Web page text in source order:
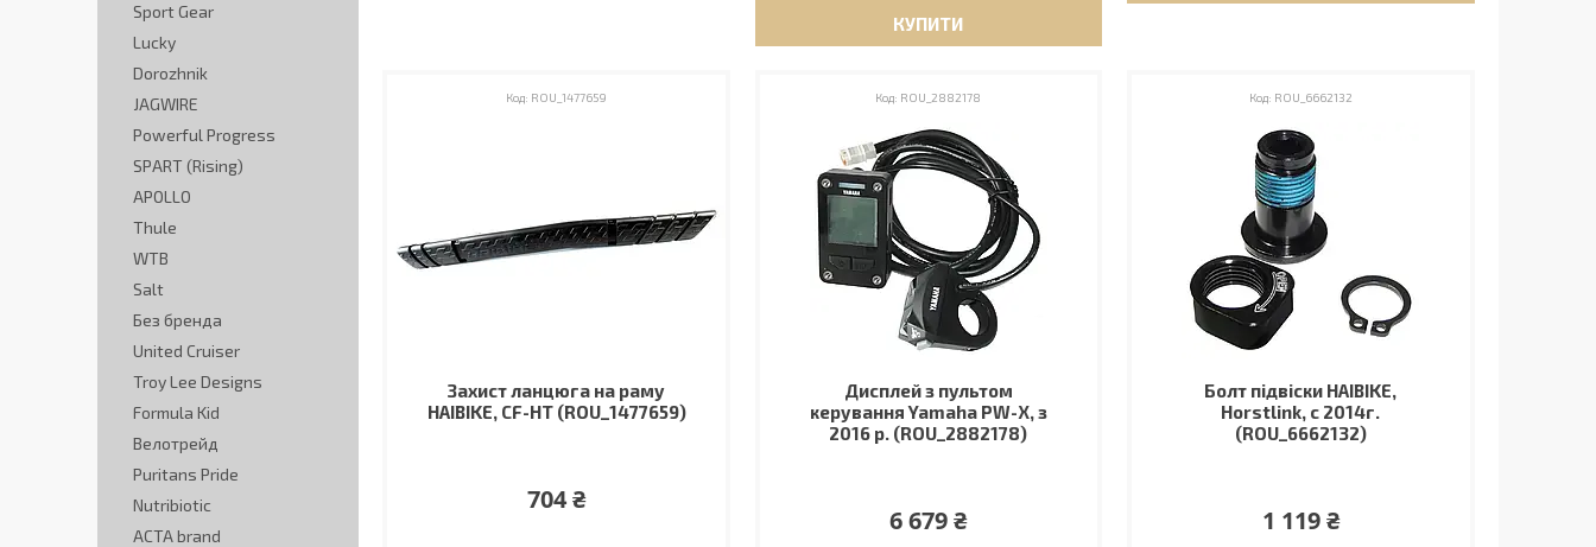
КУПИТИ
ROU_1477659
Захист ланцюга на раму
HAIBIKE, CF-HT (ROU_1477659)
704 ₴
ROU_2882178
Дисплей з пультом
керування Yamaha PW-X, з
2016 р. (ROU_2882178)
6 679 ₴
ROU_6662132
Болт підвіски HAIBIKE,
Horstlink, с 2014г.
(ROU_6662132)
1 119 ₴
Sport Gear
Lucky
Dorozhnik
JAGWIRE
Powerful Progress
SPART (Rising)
APOLLO
Thule
WTB
Salt
Без бренда
United Cruiser
Troy Lee Designs
Formula Kid
Велотрейд
Puritans Pride
Nutribiotic
ACTA brand